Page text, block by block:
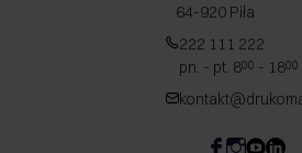
64-920 Piła
222 111 222
pn. - pt. 800 - 1800